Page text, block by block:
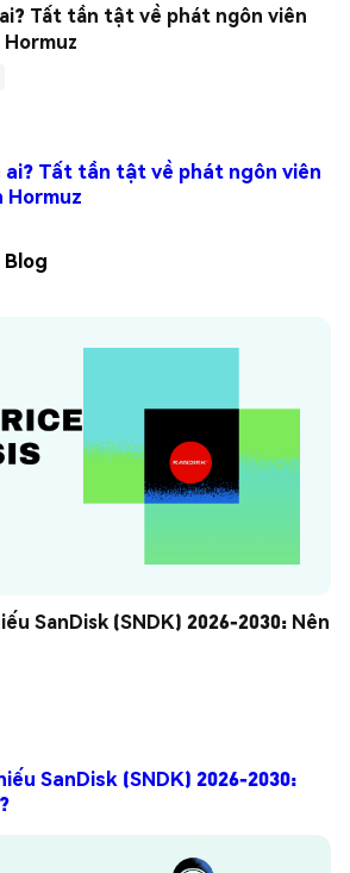
ai? Tất tần tật về phát ngôn viên
ai? Tất tần tật về phát ngôn viên
Hormuz
Blog
SanDisk (SNDK) 2026-2030: Nên
SanDisk (SNDK) 2026-2030: